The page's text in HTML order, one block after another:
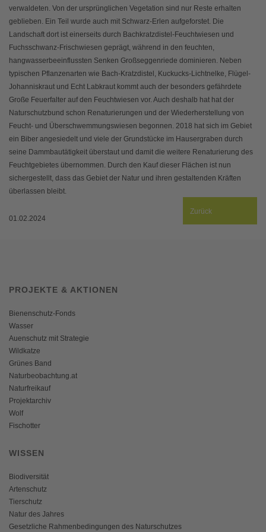
verwaldeten. Von der ursprünglichen Vegetation sind nur Reste erhalten
geblieben. Ein Teil wurde auch mit Schwarz-Erlen aufgeforstet. Die
Landschaft dort ist einerseits durch Bachkratzdistel-Feuchtwiesen und
Fuchsschwanz-Frischwiesen geprägt, während in den feuchten,
hangwasserbeeinflussten Senken Großseggenriede dominieren. Neben
typischen Pflanzenarten wie Bach-Kratzdistel, Kuckucks-Lichtnelke, Flügel-
Johanniskraut und Echt Labkraut kommt auch der besonders gefährdete
Große Feuerfalter auf den Feuchtwiesen vor. Auch deshalb hat hat der
Naturschutzbund schon Renaturierungen und der Wiederherstellung von
Feucht- und Überschwemmungswiesen begonnen. 2018 hat sich im Gebiet
ein Biber angesiedelt und viele der Grundstücke im Hausergraben durch
seine Dammbautätigkeit überstaut und damit die weitere Renaturierung des
Feuchtgebietes übernommen. Durch den Kauf dieser Flächen ist nun
sichergestellt, dass das Gebiet der Natur und ihren gestaltenden Kräften
überlassen bleibt.
01.02.2024
Zurück
PROJEKTE & AKTIONEN
Bienenschutz-Fonds
Wasser
Auenschutz mit Strategie
Wildkatze
Grünes Band
Naturbeobachtung.at
Naturfreikauf
Projektarchiv
Wolf
Fischotter
WISSEN
Biodiversität
Artenschutz
Tierschutz
Natur des Jahres
Gesetzliche Rahmenbedingungen des Naturschutzes